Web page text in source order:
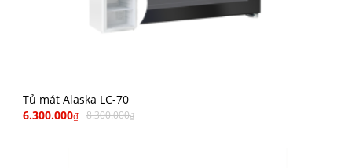
Tủ mát Alaska LC-70
6.300.000₫ 8.300.000₫